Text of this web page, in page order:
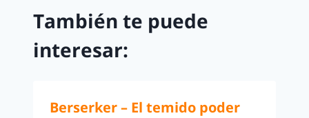
También te puede
interesar:
Berserker – El temido poder